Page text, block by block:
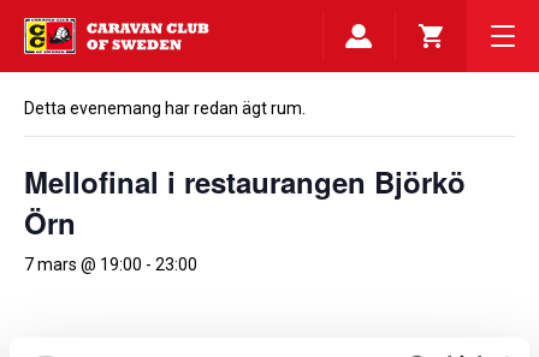
Detta evenemang har redan ägt rum.
Mellofinal i restaurangen Björkö
Örn
7 mars @ 19:00 - 23:00